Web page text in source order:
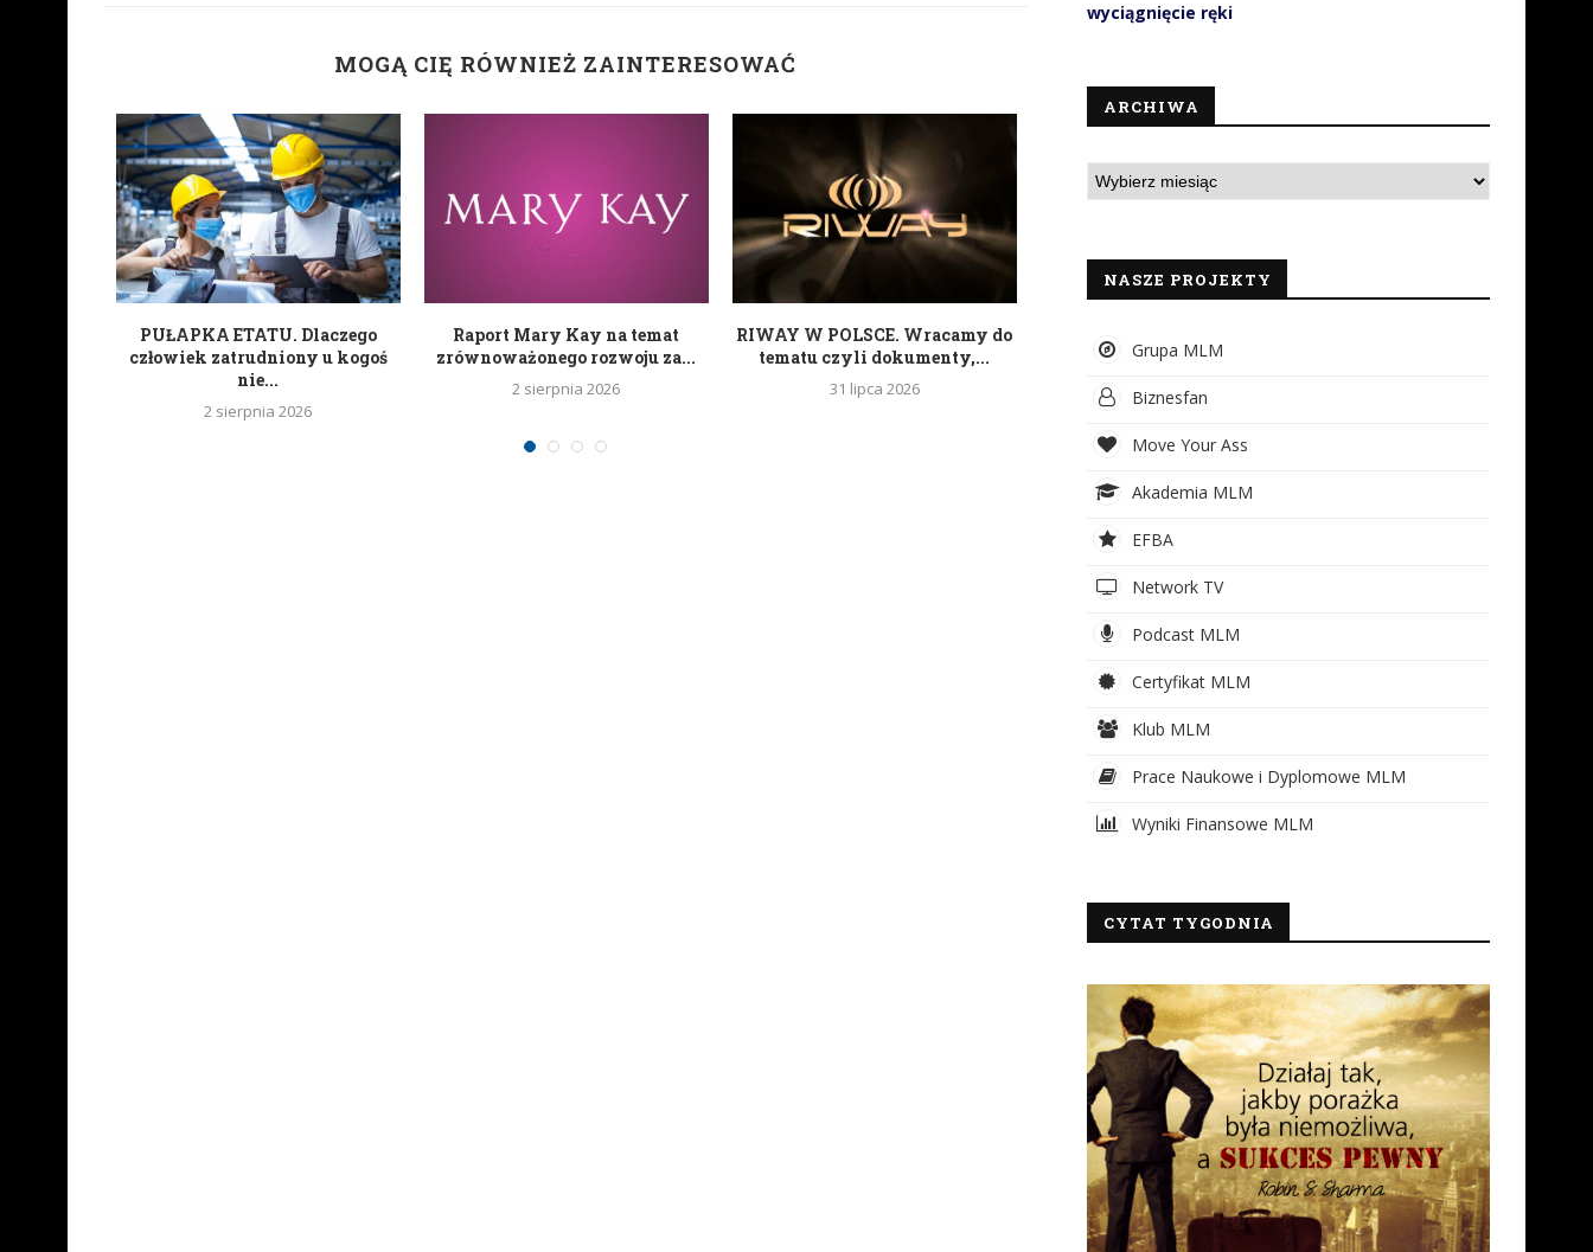
MOGĄ CIĘ RÓWNIEŻ ZAINTERESOWAĆ
PUŁAPKA ETATU. Dlaczego
człowiek zatrudniony u kogoś
nie...
2 sierpnia 2026
Raport Mary Kay na temat
zrównoważonego rozwoju za...
2 sierpnia 2026
RIWAY W POLSCE. Wracamy do
tematu czyli dokumenty,...
31 lipca 2026
blokada rozwoju osobistego
24 lipca 2026
wyciągnięcie ręki
ARCHIWA
NASZE PROJEKTY
Grupa MLM
Biznesfan
Move Your Ass
Akademia MLM
EFBA
Network TV
Podcast MLM
Certyfikat MLM
Klub MLM
Prace Naukowe i Dyplomowe MLM
Wyniki Finansowe MLM
CYTAT TYGODNIA